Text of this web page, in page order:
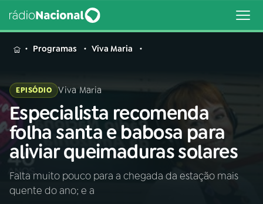
MENU
Buscar
na
Rádio
Nacional
Buscar
AO VIVO
Programas Viva Maria
EPISÓDIO Viva Maria
Especialista recomenda
folha santa e babosa para
aliviar queimaduras solares
Falta muito pouco para a chegada da estação mais
quente do ano; e a